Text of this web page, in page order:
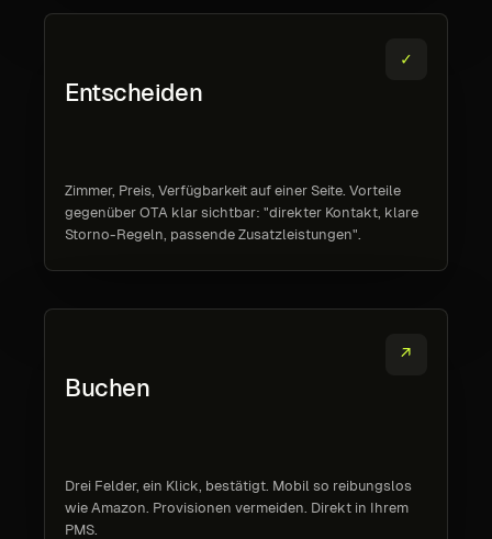
✓
Entscheiden
Zimmer, Preis, Verfügbarkeit auf einer Seite. Vorteile
gegenüber OTA klar sichtbar: "direkter Kontakt, klare
Storno-Regeln, passende Zusatzleistungen".
↗
Buchen
Drei Felder, ein Klick, bestätigt. Mobil so reibungslos
wie Amazon. Provisionen vermeiden. Direkt in Ihrem
PMS.